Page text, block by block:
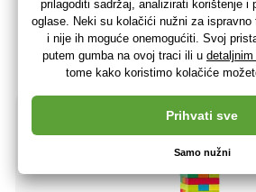
+ 9 bodova
Zadnja 3 komada(U vas 13.08.)